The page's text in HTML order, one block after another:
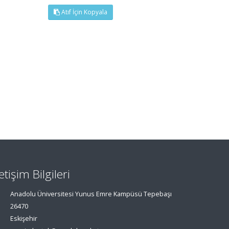
Atıf İçin Kopyala
Bilgileri
Anadolu Üniversitesi Yunus Emre Kampüsü Tepebaşı
26470
Eskişehir